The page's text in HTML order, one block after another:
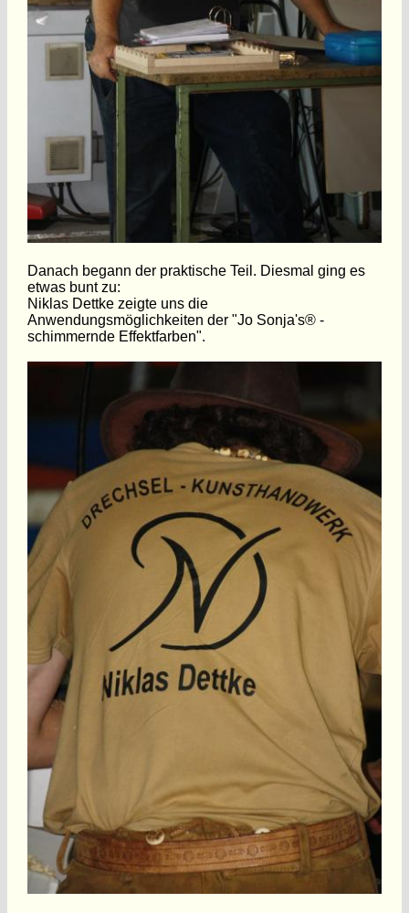
Danach begann der praktische Teil. Diesmal ging es
etwas bunt zu:
Niklas Dettke zeigte uns die
Anwendungsmöglichkeiten der "Jo Sonja's® -
schimmernde Effektfarben".